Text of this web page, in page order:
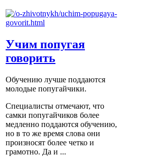
Учим попугая
говорить
Обучению лучше поддаются
молодые попугайчики.
Специалисты отмечают, что
самки попугайчиков более
медленно поддаются обучению,
но в то же время слова они
произносят более четко и
грамотно. Да и ...